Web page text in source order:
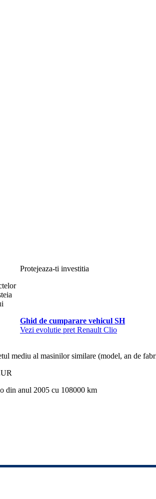
Protejeaza-ti investitia
Ghid de cumparare vehicul SH
Vezi evolutie pret Renault Clio
mediu al masinilor similare (model, an de
din anul 2005 cu 108000 km